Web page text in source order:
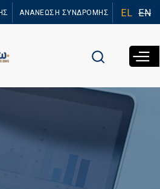
το ΑΝΑΝΕΩΣΗ ΣΥΝΔΡΟΜΗΣ EL EN